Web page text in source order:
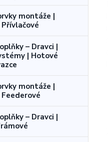
montáže |
– Dravci |
| Hotové
montáže |
– Dravci |